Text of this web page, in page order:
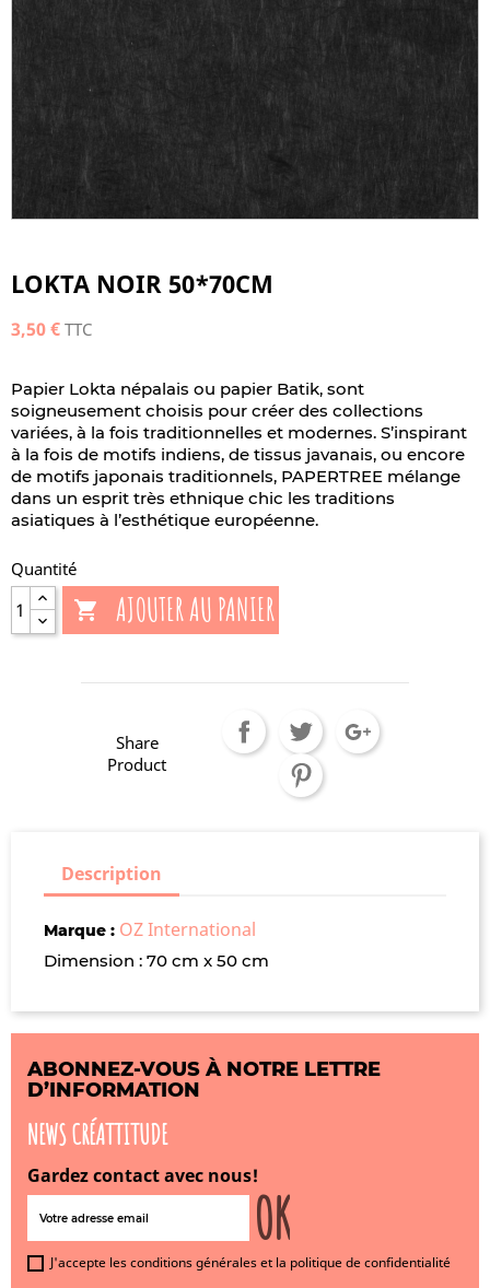
LOKTA NOIR 50*70CM
3,50 € TTC
Papier Lokta népalais ou papier Batik, sont
soigneusement choisis pour créer des collections
variées, à la fois traditionnelles et modernes. S’inspirant
à la fois de motifs indiens, de tissus javanais, ou encore
de motifs japonais traditionnels, PAPERTREE mélange
dans un esprit très ethnique chic les traditions
asiatiques à l’esthétique européenne.
Quantité
 AJOUTER AU PANIER
Share
Product
Description
Marque : OZ International
Dimension : 70 cm x 50 cm
ABONNEZ-VOUS À NOTRE LETTRE
D’INFORMATION
NEWS CRÉATTITUDE
Gardez contact avec nous!
J'accepte les conditions générales et la politique de confidentialité